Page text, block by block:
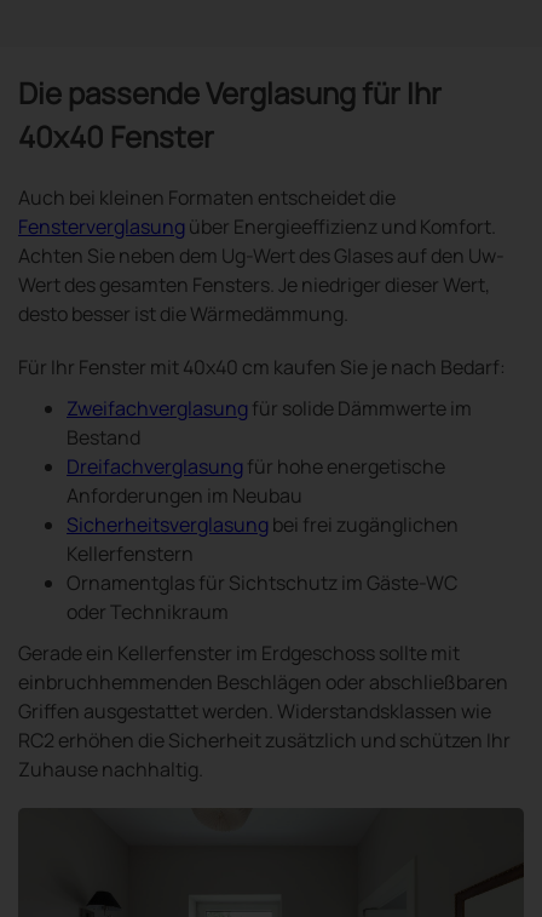
Die passende Verglasung für Ihr
40x40 Fenster
Auch bei kleinen Formaten entscheidet die
Fensterverglasungüber Energieeffizienz und Komfort.
Achten Sie neben dem Ug-Wert des Glases auf den Uw-
Wert des gesamten Fensters. Je niedriger dieser Wert,
desto besser ist die Wärmedämmung.
Für Ihr Fenster mit 40x40 cm kaufen Sie je nach Bedarf:
Zweifachverglasungfür solide Dämmwerte im
Bestand
Dreifachverglasungfür hohe energetische
Anforderungen im Neubau
Sicherheitsverglasungbei frei zugänglichen
Kellerfenstern
Ornamentglas für Sichtschutz im Gäste-WC
oder Technikraum
Gerade ein Kellerfenster im Erdgeschoss sollte mit
einbruchhemmenden Beschlägen oder abschließbaren
Griffen ausgestattet werden. Widerstandsklassen wie
RC2 erhöhen die Sicherheit zusätzlich und schützen Ihr
Zuhause nachhaltig.